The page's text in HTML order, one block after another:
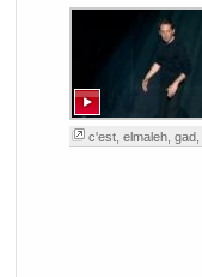
c'est, elmaleh, gad,